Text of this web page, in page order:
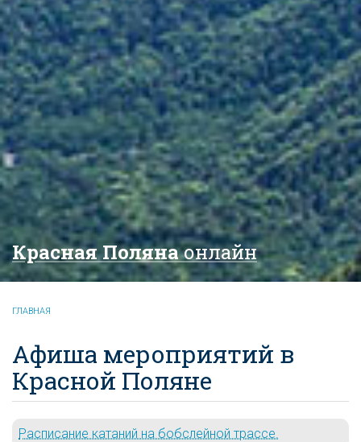
Красная Полянаонлайн
ГЛАВНАЯ
Афиша мероприятий в
Красной Поляне
Расписание катаний на бобслейной трассе.